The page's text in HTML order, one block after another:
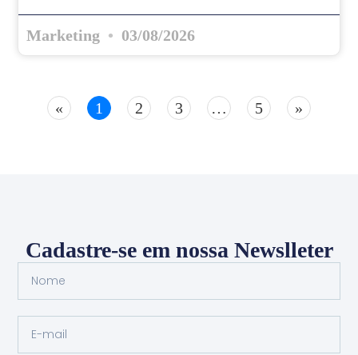
Marketing 03/08/2026
« 1 2 3 … 5 »
Cadastre-se em nossa Newslleter